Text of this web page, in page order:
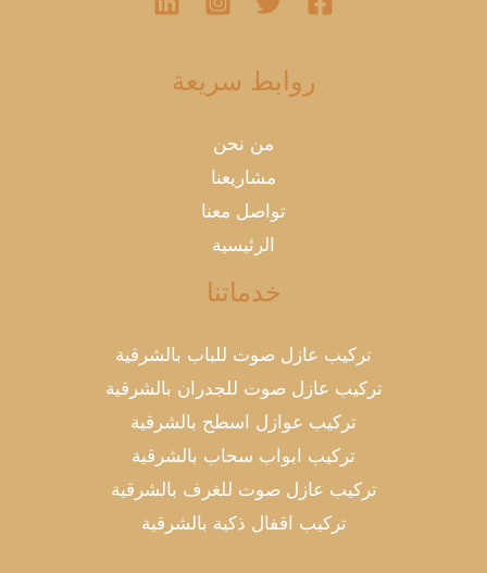
روابط سريعة
من نحن
مشاريعنا
تواصل معنا
الرئيسية
خدماتنا
تركيب عازل صوت للباب بالشرقية
تركيب عازل صوت للجدران بالشرقية
تركيب عوازل اسطح بالشرقية
تركيب ابواب سحاب بالشرقية
تركيب عازل صوت للغرف بالشرقية
تركيب اقفال ذكية بالشرقية